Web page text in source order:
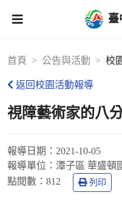
臺
首頁 公告與活動 校
返回校園活動報導
視障藝術家的八
報導日期： 2021-10-05
報導單位： 潭子區 華盛頓
點閱數： 812 列印